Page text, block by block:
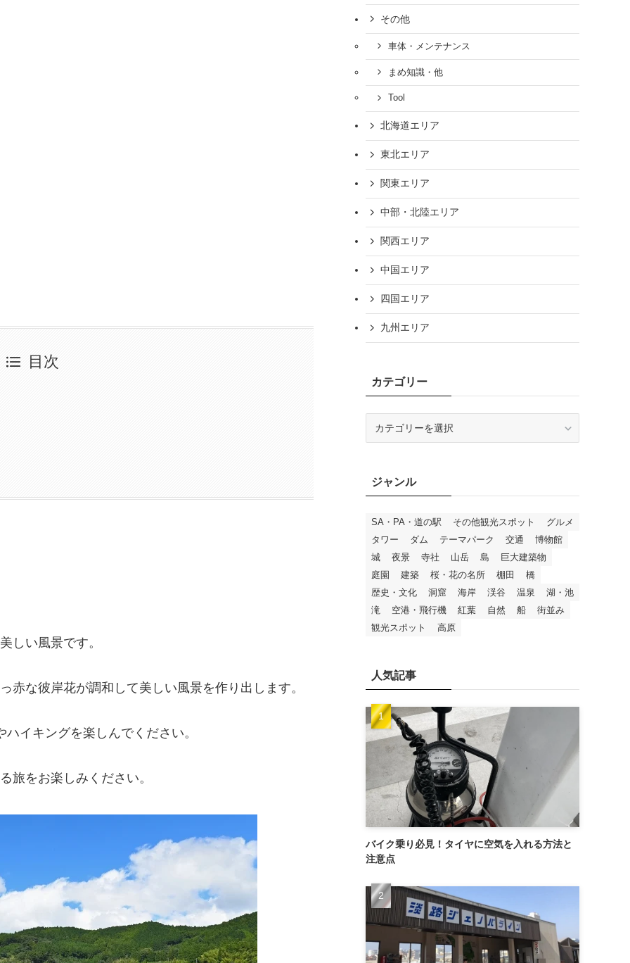
目次
しい風景です。
赤な彼岸花が調和して美しい風景を作り出します。
イキングを楽しんでください。
旅をお楽しみください。
その他
車体・メンテナンス
まめ知識・他
Tool
北海道エリア
東北エリア
関東エリア
中部・北陸エリア
関西エリア
中国エリア
四国エリア
九州エリア
カテゴリー
ージャンル
SA・PA・道の駅 その他観光スポット
グルメ
タワー
ダム テーマパーク 交通
博物館
城
夜景 寺社 山岳 島
巨大建築物
庭園
建築 桜・花の名所 棚田
橋
歴史・文化
洞窟 海岸 渓谷 温泉
湖・池
滝
空港・飛行機 紅葉 自然 船
街並み
観光スポット
高原
人気記事
バイク乗り必見！タイヤに空気を入れる方法と
注意点